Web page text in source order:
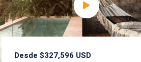
Desde $327,596 USD